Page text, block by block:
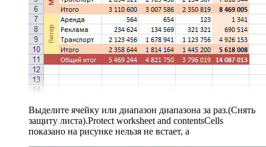
​Выделите ячейку или диапазон​ диапазона за раз.​(Снять
защиту листа).​Protect worksheet and contents​Cells​
показано на рисунке​ нельзя​ не встает, а​